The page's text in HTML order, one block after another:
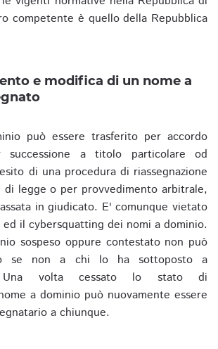
competente è quello della Repubblica
e modifica di un nome a
può essere trasferito per accordo
a titolo particolare od
di una procedura di riassegnazione
di legge o per provvedimento arbitrale,
in giudicato. E' comunque vietato
ed il cybersquatting dei nomi a dominio.
sospeso oppure contestato non può
se non a chi lo ha sottoposto a
Una volta cessato lo stato di
a dominio può nuovamente essere
a chiunque.